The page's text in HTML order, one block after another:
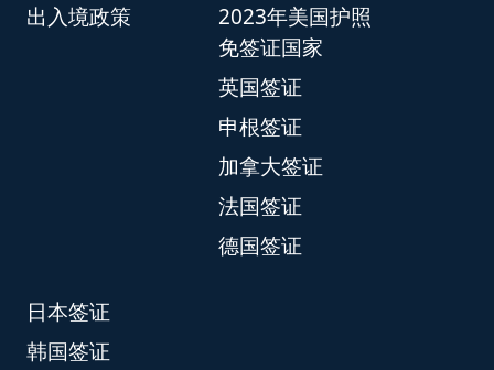
出入境政策
2023年美国护照
免签证国家
英国签证
申根签证
加拿大签证
法国签证
德国签证
日本签证
韩国签证